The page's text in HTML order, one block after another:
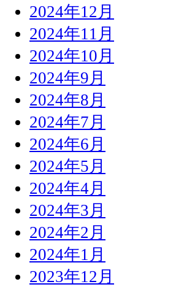
2024年12月
2024年11月
2024年10月
2024年9月
2024年8月
2024年7月
2024年6月
2024年5月
2024年4月
2024年3月
2024年2月
2024年1月
2023年12月